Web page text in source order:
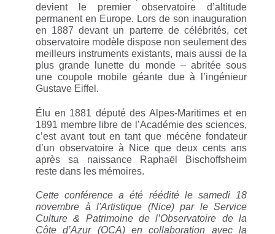
devient le premier observatoire d’altitude
permanent en Europe. Lors de son inauguration
en 1887 devant un parterre de célébrités, cet
observatoire modèle dispose non seulement des
meilleurs instruments existants, mais aussi de la
plus grande lunette du monde – abritée sous
une coupole mobile géante due à l’ingénieur
Gustave Eiffel.
Élu en 1881 député des Alpes-Maritimes et en
1891 membre libre de l’Académie des sciences,
c’est avant tout en tant que mécène fondateur
d’un observatoire à Nice que deux cents ans
après sa naissance Raphaël Bischoffsheim
reste dans les mémoires.
Cette conférence a été réédité le samedi 18
novembre à l'Artistique (Nice) par le Service
Culture & Patrimoine de l’Observatoire de la
Côte d’Azur (OCA) en collaboration avec la